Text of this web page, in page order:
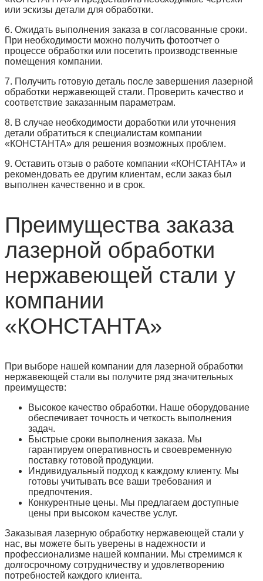
или эскизы детали для обработки.
6. Ожидать выполнения заказа в согласованные сроки.
При необходимости можно получить фотоотчет о
процессе обработки или посетить производственные
помещения компании.
7. Получить готовую деталь после завершения лазерной
обработки нержавеющей стали. Проверить качество и
соответствие заказанным параметрам.
8. В случае необходимости доработки или уточнения
детали обратиться к специалистам компании
«КОНСТАНТА» для решения возможных проблем.
9. Оставить отзыв о работе компании «КОНСТАНТА» и
рекомендовать ее другим клиентам, если заказ был
выполнен качественно и в срок.
Преимущества заказа
лазерной обработки
нержавеющей стали у
компании
«КОНСТАНТА»
При выборе нашей компании для лазерной обработки
нержавеющей стали вы получите ряд значительных
преимуществ:
Высокое качество обработки. Наше оборудование
обеспечивает точность и четкость выполнения
задач.
Быстрые сроки выполнения заказа. Мы
гарантируем оперативность и своевременную
поставку готовой продукции.
Индивидуальный подход к каждому клиенту. Мы
готовы учитывать все ваши требования и
предпочтения.
Конкурентные цены. Мы предлагаем доступные
цены при высоком качестве услуг.
Заказывая лазерную обработку нержавеющей стали у
нас, вы можете быть уверены в надежности и
профессионализме нашей компании. Мы стремимся к
долгосрочному сотрудничеству и удовлетворению
потребностей каждого клиента.